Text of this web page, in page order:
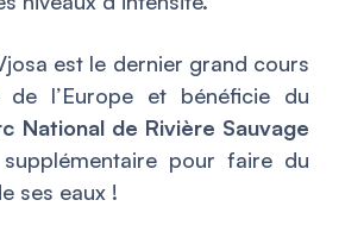
est le dernier grand cours
de l’Europe et bénéficie du
National de Rivière Sauvage
pour faire du
ses eaux !